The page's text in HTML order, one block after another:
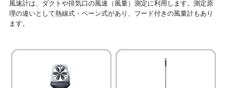
風速計は、ダクトや排気口の風速（風量）測定に利用します。測定原
理の違いとして熱線式・ベーン式があり、フード付きの風量計もあり
ます。